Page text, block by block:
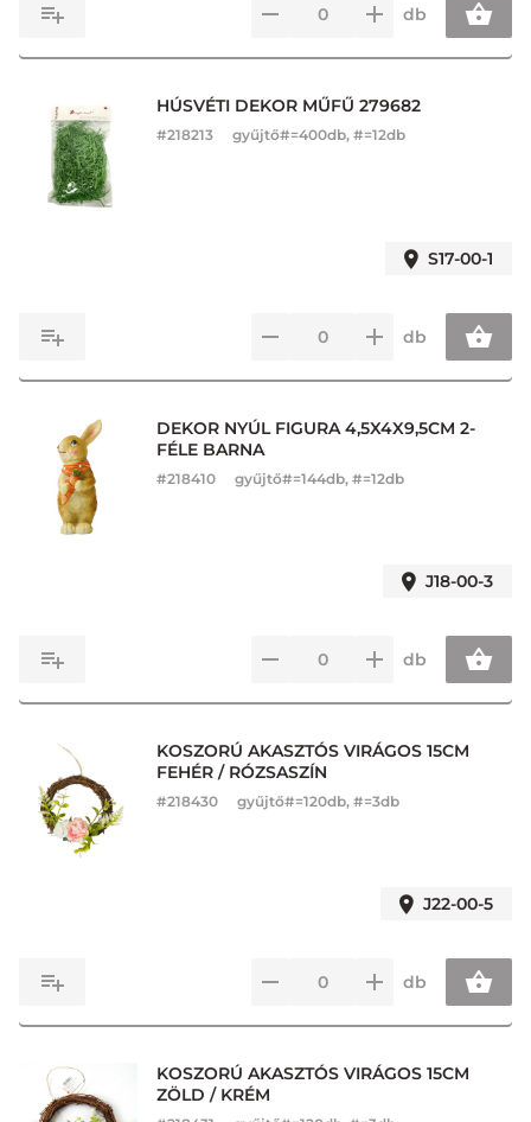
db
HÚSVÉTI DEKOR MŰFŰ 279682
#218213 gyűjtő#=400db, #=12db
S17-00-1
db
DEKOR NYÚL FIGURA 4,5X4X9,5CM 2-
FÉLE BARNA
#218410 gyűjtő#=144db, #=12db
J18-00-3
db
KOSZORÚ AKASZTÓS VIRÁGOS 15CM
FEHÉR / RÓZSASZÍN
#218430 gyűjtő#=120db, #=3db
J22-00-5
db
KOSZORÚ AKASZTÓS VIRÁGOS 15CM
ZÖLD / KRÉM